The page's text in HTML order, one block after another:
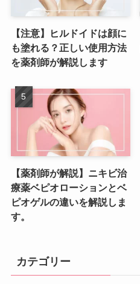
【注意】ヒルドイドは顔に
も塗れる？正しい使用方法
を薬剤師が解説します
【薬剤師が解説】ニキビ治
療薬ベピオローションとベ
ピオゲルの違いを解説しま
す。
カテゴリー